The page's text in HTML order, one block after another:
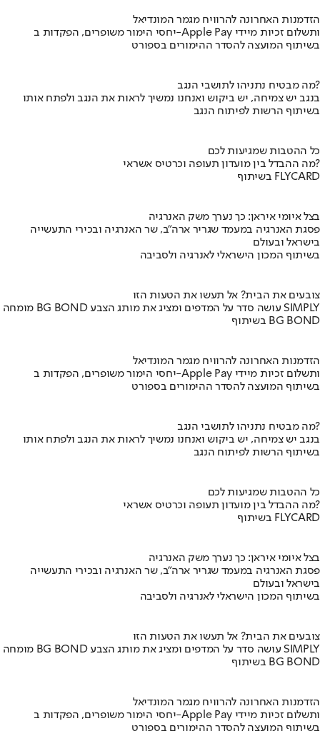
הזדמנות האחרונה להרוויח מגמר המונדיאל
יחסי הימור משופרים, הפקדות ב-Apple Pay ותשלום זכיות מיידי
בשיתוף המועצה להסדר ההימורים בספורט
מה מבטיח נתניהו לתושבי הנגב?
בנגב יש צמיחה, יש ביקוש ואנחנו נמשיך לראות את הנגב ולפתח אותו
בשיתוף הרשות לפיתוח הנגב
כל ההטבות שמגיעות לכם
מה ההבדל בין מועדון תעופה וכרטיס אשראי?
בשיתוף FLYCARD
בצל איומי איראן: כך נערך משק האנרגיה
פסגת האנרגיה במעמד שגריר ארה"ב, שר האנרגיה ובכירי התעשייה
בישראל ובעולם
בשיתוף המכון הישראלי לאנרגיה ולסביבה
צובעים את הבית? אל תעשו את הטעות הזו
מומחה BG BOND עושה סדר על המדפים ומציג את מותג הצבע SIMPLY
בשיתוף BG BOND
הזדמנות האחרונה להרוויח מגמר המונדיאל
יחסי הימור משופרים, הפקדות ב-Apple Pay ותשלום זכיות מיידי
בשיתוף המועצה להסדר ההימורים בספורט
מה מבטיח נתניהו לתושבי הנגב?
בנגב יש צמיחה, יש ביקוש ואנחנו נמשיך לראות את הנגב ולפתח אותו
בשיתוף הרשות לפיתוח הנגב
כל ההטבות שמגיעות לכם
מה ההבדל בין מועדון תעופה וכרטיס אשראי?
בשיתוף FLYCARD
בצל איומי איראן: כך נערך משק האנרגיה
פסגת האנרגיה במעמד שגריר ארה"ב, שר האנרגיה ובכירי התעשייה
בישראל ובעולם
בשיתוף המכון הישראלי לאנרגיה ולסביבה
צובעים את הבית? אל תעשו את הטעות הזו
מומחה BG BOND עושה סדר על המדפים ומציג את מותג הצבע SIMPLY
בשיתוף BG BOND
הזדמנות האחרונה להרוויח מגמר המונדיאל
יחסי הימור משופרים, הפקדות ב-Apple Pay ותשלום זכיות מיידי
בשיתוף המועצה להסדר ההימורים בספורט